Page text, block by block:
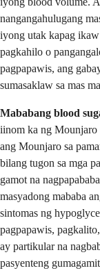
nangangahulugang
iyong utak kapag
pagkahilo o
pagpapawis, ang
sumasaklaw sa mas
Mababang blood
iinom ka ng Mounjaro
ang Mounjaro sa
bilang tugon sa mga
gamot na
masyadong mababa
sintomas ng
pagpapawis,
ay partikular na
pasyenteng